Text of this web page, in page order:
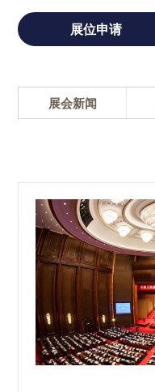
展位申请
展会新闻